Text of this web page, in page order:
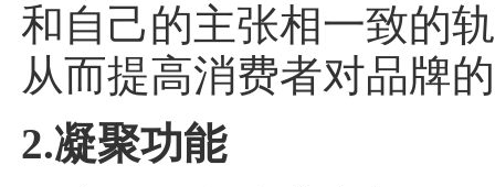
和自己的主张相一致的
从而提高消费者对品牌
2.凝聚功能